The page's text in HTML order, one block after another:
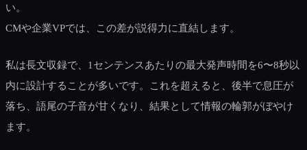
い。
CMや企業VPでは、この差が説得力に直結します。
私は長文収録で、1センテンスあたりの最大発声時間を6〜8秒以
内に設計することが多いです。これを超えると、後半で息圧が
落ち、語尾の子音が甘くなり、結果として情報の輪郭がぼやけ
ます。